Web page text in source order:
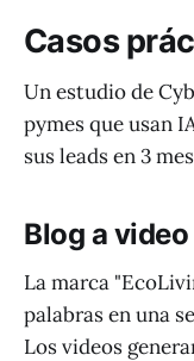
Casos
Un estudio de
pymes que usan
sus leads en 3
Blog a
La marca
palabras en una
Los videos